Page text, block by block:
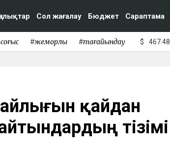
Сол жағалау Бюджет Сараптама
#жемқорлық #тағайындау $ 467.48
қайдан
тізімі